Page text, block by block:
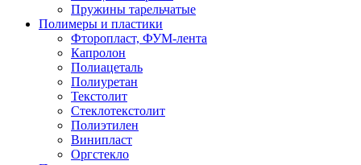
Пружины тарельчатые
Полимеры и пластики
Фторопласт, ФУМ-лента
Капролон
Полиацеталь
Полиуретан
Текстолит
Стеклотекстолит
Полиэтилен
Винипласт
Оргстекло